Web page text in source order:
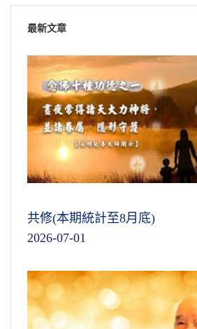
最新文章
共修(本期統計至8月底)
2026-07-01